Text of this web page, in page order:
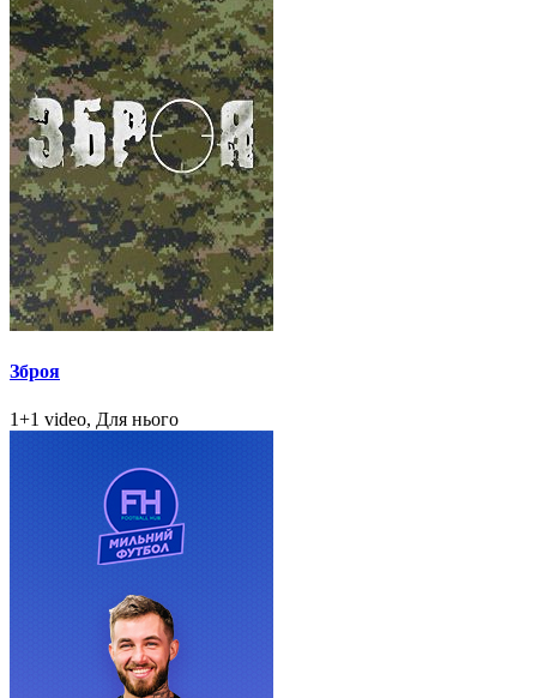
Зброя
1+1 video, Для нього